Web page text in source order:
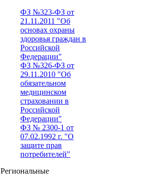
ФЗ №323-ФЗ от
21.11.2011 "Об
основах охраны
здоровья граждан в
Российской
Федерации"
ФЗ №326-ФЗ от
29.11.2010 "Об
обязательном
медицинском
страховании в
Российской
Федерации"
ФЗ № 2300-1 от
07.02.1992 г. "О
защите прав
потребителей"
Региональные